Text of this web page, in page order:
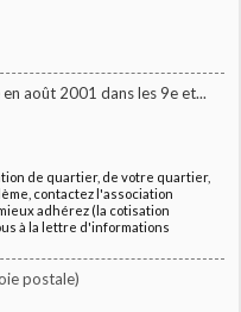
août 2001 dans les 9e et...
de quartier, de votre quartier,
contactez l'association
adhérez (la cotisation
à la lettre d'informations
postale)